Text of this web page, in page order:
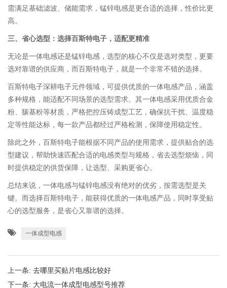
需满足基础滤波、储能需求，锰锌电感是更合适的选择，性价比更
高。
三、省心选型：选择百斯特电子，适配更精准
无论是一体电感还是锰锌电感，选型的核心不仅是选对类型，更要
选对靠谱的供应商，而百斯特电子，就是一个非常不错的选择。
百斯特电子深耕电子元件领域，可提供优质的一体电感产品，涵盖
多种规格，能适配不同场景的选型需求。其一体电感采用优质合金
粉、羰基粉等材质，严格把控压铸成型工艺，确保抗干扰、温度稳
定等性能达标，每一款产品都经过严格检测，保障使用稳定性。
除此之外，百斯特电子能根据不同产品的使用需求，提供贴合的选
型建议，帮助快速匹配合适的电感类型与规格，省去选型烦恼，同
时提供稳定的供货保障，让选型、采购更省心。
总结来说，一体电感与锰锌电感没有绝对的优劣，按需选型是关
键。而选择百斯特电子，能获得优质的一体电感产品，同时享受贴
心的选型服务，是省心又靠谱的选择。
一体成型电感
上一条: 去哪里买贴片电感比较好
下一条: 大电流一体成型电感型号推荐